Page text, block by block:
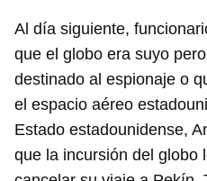
Al día siguiente,
que el globo era suyo
destinado al espionaje o
el espacio aéreo
Estado estadounidense,
que la incursión del globo